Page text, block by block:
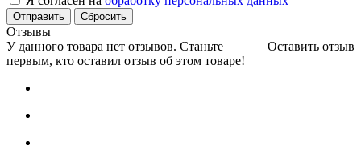
Сбросить
Отзывы
Оставить отзыв
У данного товара нет отзывов. Станьте
первым, кто оставил отзыв об этом товаре!